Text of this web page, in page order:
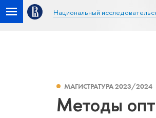
Национальный
МАГИСТРАТУРА 2023/2024
Методы